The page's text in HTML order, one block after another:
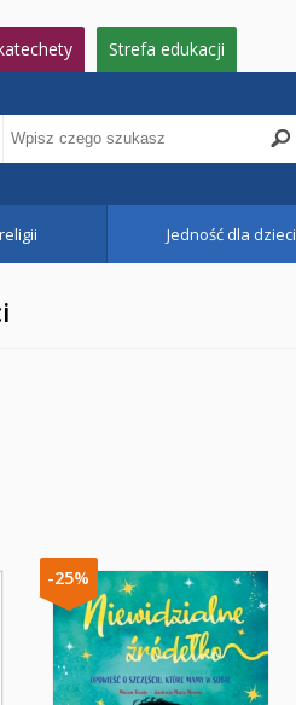
Strefa edukacji
Jedność dla dzieci
-25%